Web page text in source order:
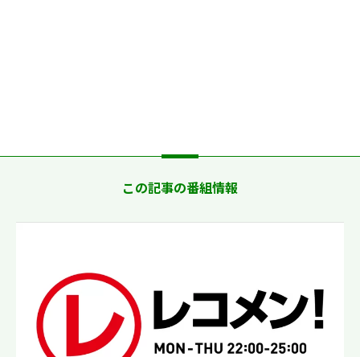
この記事の番組情報